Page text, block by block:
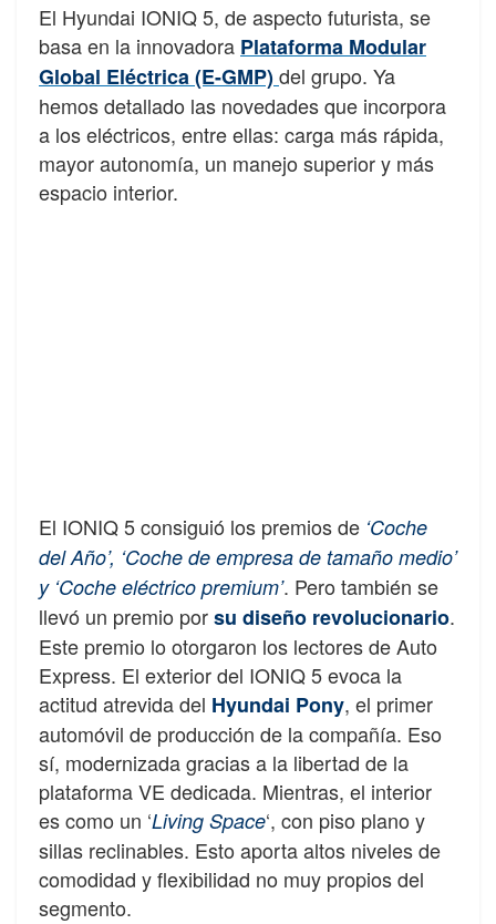
El Hyundai IONIQ 5, de aspecto futurista, se
basa en la innovadora Plataforma Modular
Global Eléctrica (E-GMP)del grupo. Ya
hemos detallado las novedades que incorpora
a los eléctricos, entre ellas: carga más rápida,
mayor autonomía, un manejo superior y más
espacio interior.
El IONIQ 5 consiguió los premios de ‘Coche
del Año’, ‘Coche de empresa de tamaño medio’
y ‘Coche eléctrico premium’. Pero también se
llevó un premio porsu diseño revolucionario.
Este premio lo otorgaron los lectores de Auto
Express. El exterior del IONIQ 5 evoca la
actitud atrevida del Hyundai Pony, el primer
automóvil de producción de la compañía. Eso
sí, modernizada gracias a la libertad de la
plataforma VE dedicada. Mientras, el interior
es como un ‘Living Space‘, con piso plano y
sillas reclinables. Esto aporta altos niveles de
comodidad y flexibilidad no muy propios del
segmento.